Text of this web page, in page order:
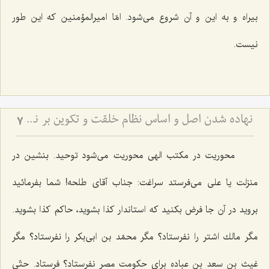
بیراه و به این و آن شروع می‌شود. امّا امیرالمؤمنین كه این طور
نیست.
نهاده شدن اصل و اساس نظام خلقت و تكوین بر نظم 7
محوریت در مكتب الهی محوریت می‌شود توحید. بنشین در
منزلت یا علی می‌فرستد سراغت: جناب آقای طلحه! شما بفرمائید
بروید در آن جا فرض بكنید كه استاندار كذا بشوید، حاكم كذا بشوید.
مگر مالك اشتر را نفرستاد؟ مگر محمّد بن ابی‌بكر را نفرستاد؟ مگر
غیث بن سعد بن عباده برای حكومت مصر نفرستاد؟ فرستاد. حتّی